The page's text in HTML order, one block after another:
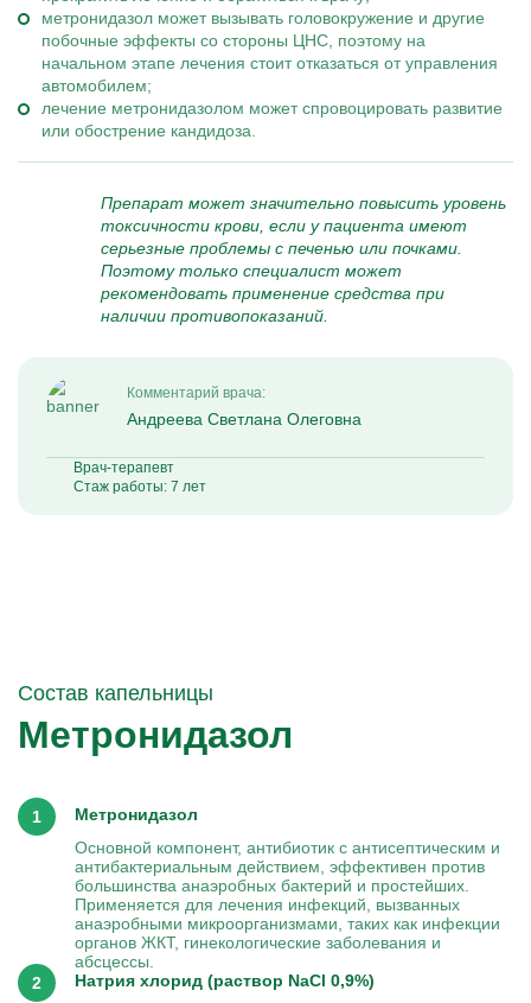
метронидазол может вызывать головокружение и другие
побочные эффекты со стороны ЦНС, поэтому на
начальном этапе лечения стоит отказаться от управления
автомобилем;
лечение метронидазолом может спровоцировать развитие
или обострение кандидоза.
Препарат может значительно повысить уровень
токсичности крови, если у пациента имеют
серьезные проблемы с печенью или почками.
Поэтому только специалист может
рекомендовать применение средства при
наличии противопоказаний.
Комментарий врача:
Андреева Светлана Олеговна
Врач-терапевт
Стаж работы: 7 лет
Состав капельницы
Метронидазол
Метронидазол
Основной компонент, антибиотик с антисептическим и
антибактериальным действием, эффективен против
большинства анаэробных бактерий и простейших.
Применяется для лечения инфекций, вызванных
анаэробными микроорганизмами, таких как инфекции
органов ЖКТ, гинекологические заболевания и
абсцессы.
Натрия хлорид (раствор NaCl 0,9%)